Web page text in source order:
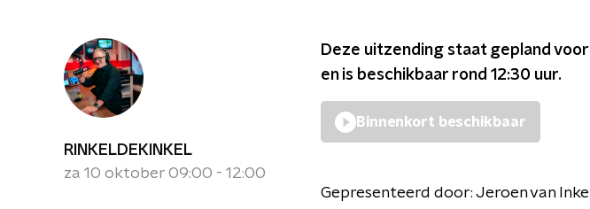
RINKELDEKINKEL
za 10 oktober 09:00 - 12:00
Deze uitzending staat gepland voor
en is beschikbaar rond 12:30 uur.
Binnenkort beschikbaar
Gepresenteerd door: Jeroen van Inkel